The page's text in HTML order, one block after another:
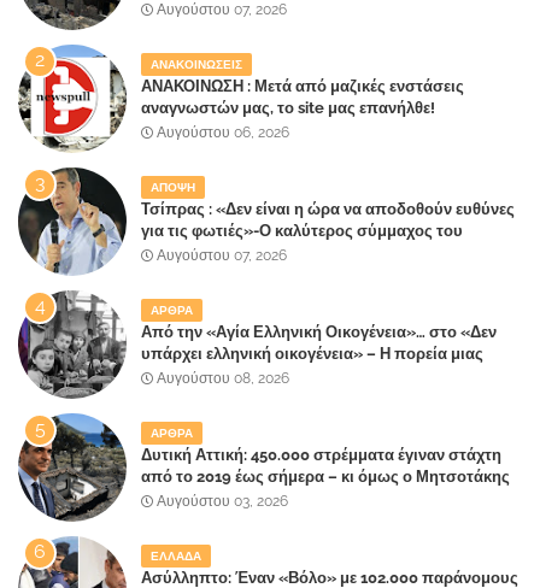
ετοιμάζουν οι κάτοικοι!
Αυγούστου 07, 2026
ΑΝΑΚΟΙΝΩΣΕΙΣ
ΑΝΑΚΟΙΝΩΣΗ : Μετά από μαζικές ενστάσεις
αναγνωστών μας, το site μας επανήλθε!
Αυγούστου 06, 2026
ΑΠΟΨΗ
Τσίπρας : «Δεν είναι η ώρα να αποδοθούν ευθύνες
για τις φωτιές»-Ο καλύτερος σύμμαχος του
Μητσοτάκη
Αυγούστου 07, 2026
ΑΡΘΡΑ
Από την «Αγία Ελληνική Οικογένεια»… στο «Δεν
υπάρχει ελληνική οικογένεια» – Η πορεία μιας
κοινωνίας που κινδυνεύει να ξεχάσει ποια είναι
Αυγούστου 08, 2026
ΑΡΘΡΑ
Δυτική Αττική: 450.000 στρέμματα έγιναν στάχτη
από το 2019 έως σήμερα – κι όμως ο Μητσοτάκης
έλαβε 40% και 45% στις εκλογές του 2023,ενώ 50%
Αυγούστου 03, 2026
ΕΛΛΑΔΑ
Ασύλληπτο: Έναν «Βόλο» με 102.000 παράνομους